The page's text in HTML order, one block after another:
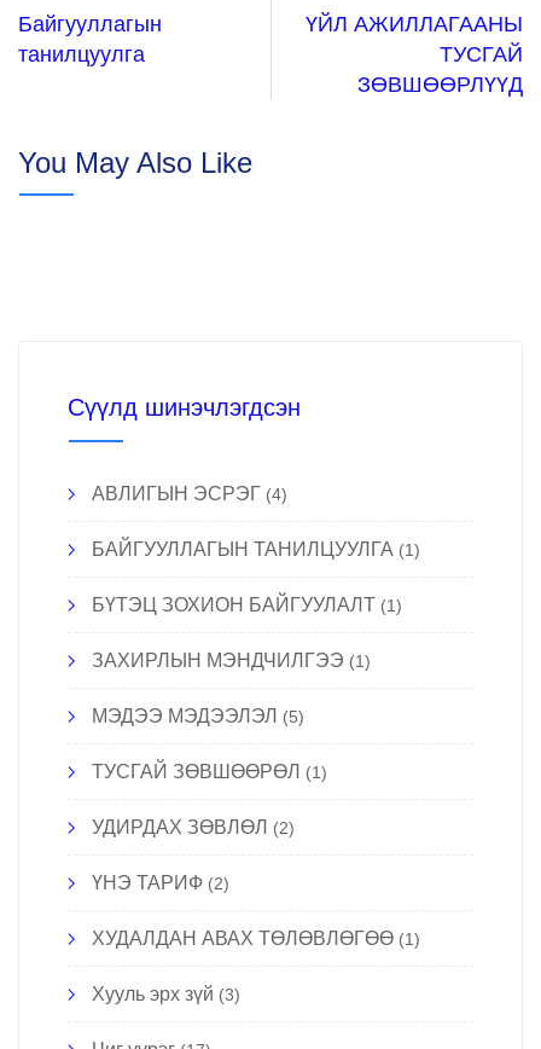
Байгууллагын
танилцуулга
ҮЙЛ АЖИЛЛАГААНЫ
ТУСГАЙ
ЗӨВШӨӨРЛҮҮД
You May Also Like
Сүүлд шинэчлэгдсэн
АВЛИГЫН ЭСРЭГ (4)
БАЙГУУЛЛАГЫН ТАНИЛЦУУЛГА (1)
БҮТЭЦ ЗОХИОН БАЙГУУЛАЛТ (1)
ЗАХИРЛЫН МЭНДЧИЛГЭЭ (1)
МЭДЭЭ МЭДЭЭЛЭЛ (5)
ТУСГАЙ ЗӨВШӨӨРӨЛ (1)
УДИРДАХ ЗӨВЛӨЛ (2)
ҮНЭ ТАРИФ (2)
ХУДАЛДАН АВАХ ТӨЛӨВЛӨГӨӨ (1)
Хууль эрх зүй (3)